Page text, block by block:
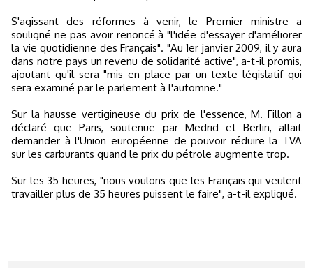
S'agissant des réformes à venir, le Premier ministre a
souligné ne pas avoir renoncé à "l'idée d'essayer d'améliorer
la vie quotidienne des Français". "Au 1er janvier 2009, il y aura
dans notre pays un revenu de solidarité active", a-t-il promis,
ajoutant qu'il sera "mis en place par un texte législatif qui
sera examiné par le parlement à l'automne."
Sur la hausse vertigineuse du prix de l'essence, M. Fillon a
déclaré que Paris, soutenue par Medrid et Berlin, allait
demander à l'Union européenne de pouvoir réduire la TVA
sur les carburants quand le prix du pétrole augmente trop.
Sur les 35 heures, "nous voulons que les Français qui veulent
travailler plus de 35 heures puissent le faire", a-t-il expliqué.